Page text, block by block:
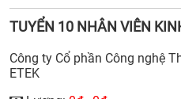
TUYỂN 10 NHÂN VIÊN
Công ty Cổ phần Công nghệ
ETEK